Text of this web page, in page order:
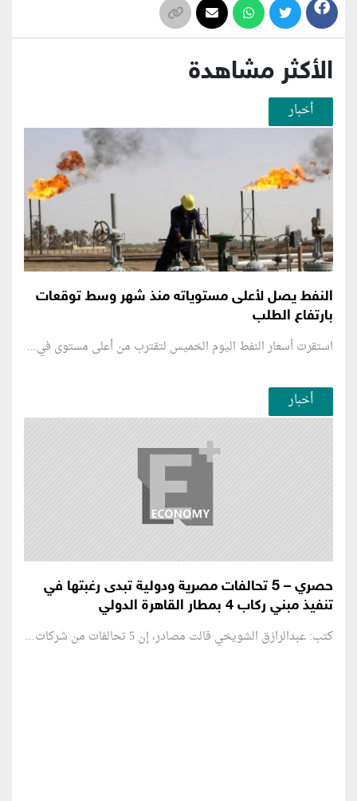
الأكثر مشاهدة
أخبار
النفط يصل لأعلى مستوياته منذ شهر وسط توقعات
بارتفاع الطلب
استقرت أسعار النفط اليوم الخميس لتقترب من أعلى مستوى في...
أخبار
حصري – 5 تحالفات مصرية ودولية تبدى رغبتها في
تنفيذ مبني ركاب 4 بمطار القاهرة الدولي
كتب: عبدالرازق الشويخي قالت مصادر، إن 5 تحالفات من شركات...